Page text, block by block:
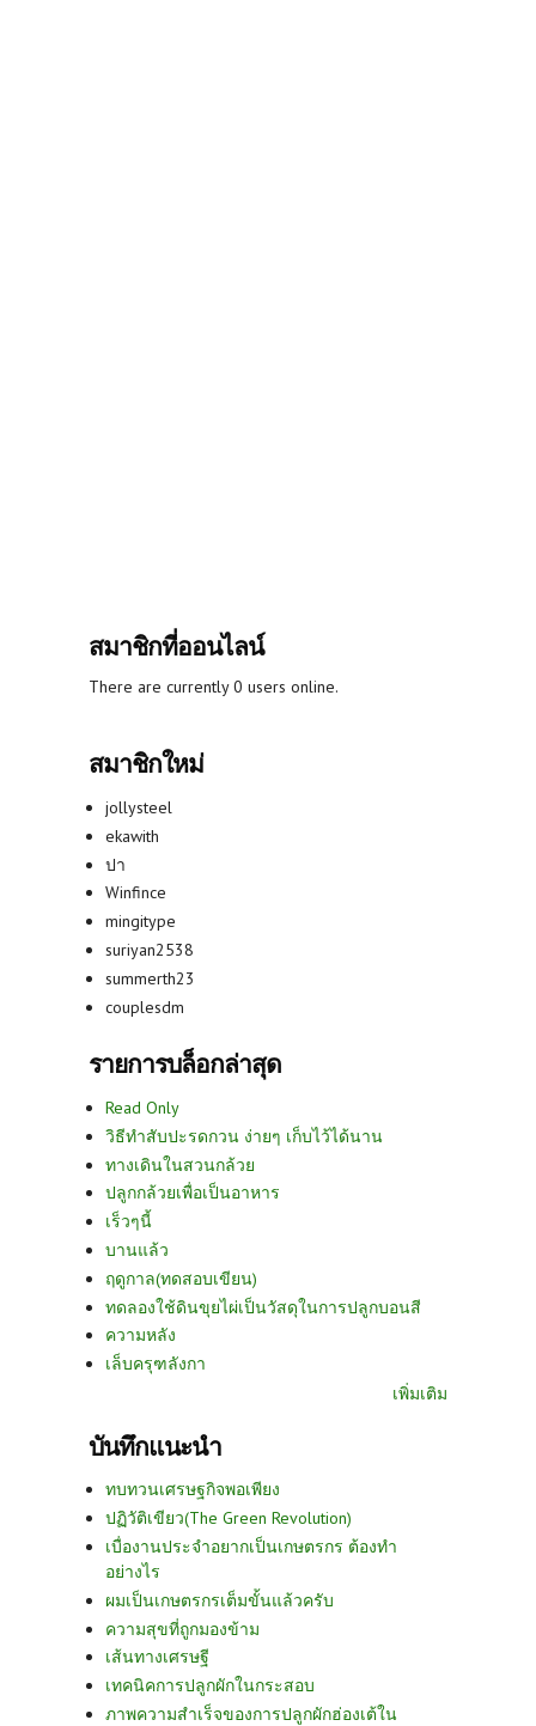
สมาชิกที่ออนไลน์
There are currently 0 users online.
สมาชิกใหม่
jollysteel
ekawith
ปา
Winfince
mingitype
suriyan2538
summerth23
couplesdm
รายการบล็อกล่าสุด
Read Only
วิธีทำสับปะรดกวน ง่ายๆ เก็บไว้ได้นาน
ทางเดินในสวนกล้วย
ปลูกกล้วยเพื่อเป็นอาหาร
เร็วๆนี้
บานแล้ว
ฤดูกาล(ทดสอบเขียน)
ทดลองใช้ดินขุยไผ่เป็นวัสดุในการปลูกบอนสี
ความหลัง
เล็บครุฑลังกา
เพิ่มเติม
บันทึกแนะนำ
ทบทวนเศรษฐกิจพอเพียง
ปฏิวัติเขียว(The Green Revolution)
เบื่องานประจำอยากเป็นเกษตรกร ต้องทำ
อย่างไร
ผมเป็นเกษตรกรเต็มขั้นแล้วครับ
ความสุขที่ถูกมองข้าม
เส้นทางเศรษฐี
เทคนิคการปลูกผักในกระสอบ
ภาพความสำเร็จของการปลูกผักฮ่องเต้ใน